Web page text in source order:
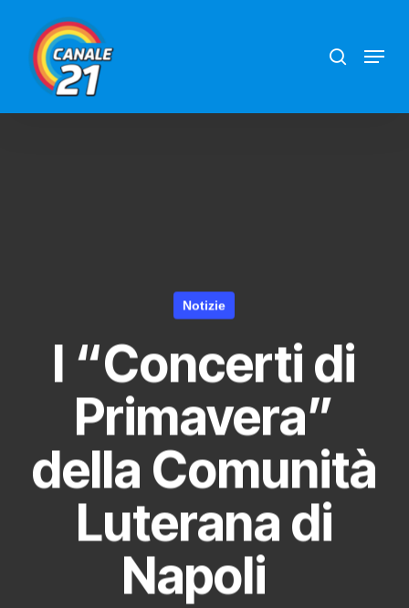
main
content
Menu
Notizie
I “Concerti di
Primavera”
della Comunità
Luterana di
Napoli